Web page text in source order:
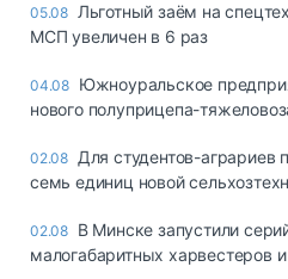
05.08 Льготный заём на
МСП увеличен в 6 раз
04.08 Южноуральское
нового полуприцепа-
02.08 Для студентов-
семь единиц новой
02.08 В Минске запустили
малогабаритных харвестеров